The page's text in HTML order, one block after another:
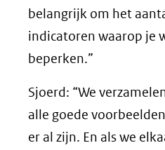
belangrijk om het
indicatoren waarop je
beperken.”
Sjoerd: “We
alle goede
er al zijn. En als we